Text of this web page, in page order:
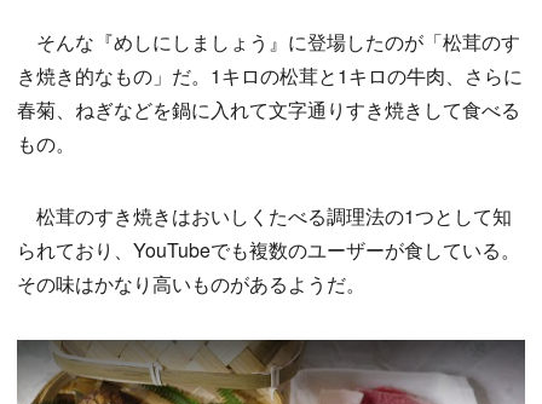
そんな『めしにしましょう』に登場したのが「松茸のす
き焼き的なもの」だ。1キロの松茸と1キロの牛肉、さらに
春菊、ねぎなどを鍋に入れて文字通りすき焼きして食べる
もの。
松茸のすき焼きはおいしくたべる調理法の1つとして知
られており、YouTubeでも複数のユーザーが食している。
その味はかなり高いものがあるようだ。